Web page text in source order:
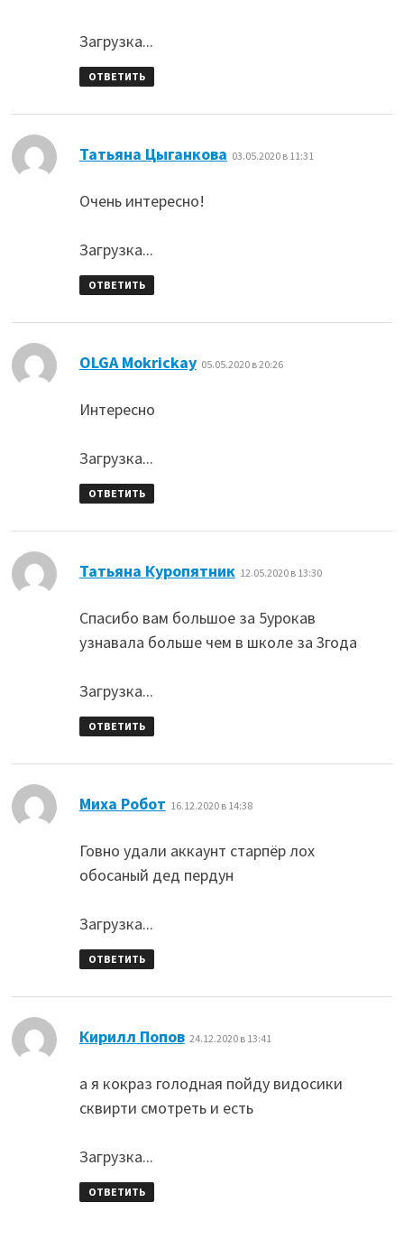
Загрузка...
ОТВЕТИТЬ
Татьяна Цыганкова 03.05.2020 в 11:31
Очень интересно!
Загрузка...
ОТВЕТИТЬ
OLGA Mokrickay: 05.05.2020 в 20:26
Интересно
Загрузка...
ОТВЕТИТЬ
Татьяна Куропятник 12.05.2020 в 13:30
Спасибо вам большое за 5урокав
узнавала больше чем в школе за 3года
Загрузка...
ОТВЕТИТЬ
Миха Робот 16.12.2020 в 14:38
Говно удали аккаунт старпёр лох
обосаный дед пердун
Загрузка...
ОТВЕТИТЬ
Кирилл Попов: 24.12.2020 в 13:41
а я кокраз голодная пойду видосики
сквирти смотреть и есть
Загрузка...
ОТВЕТИТЬ